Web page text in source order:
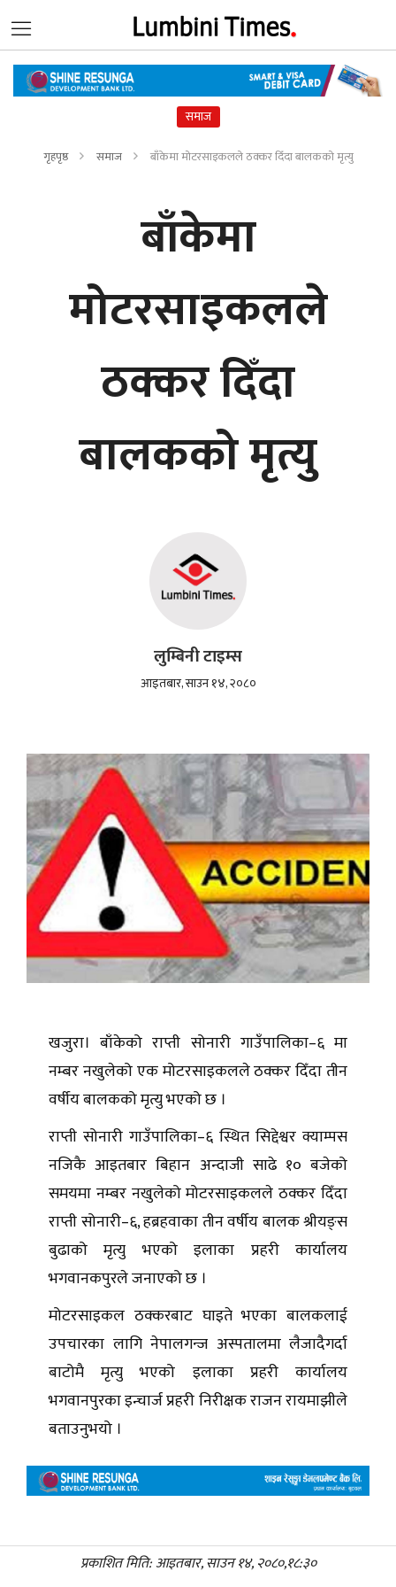
समाज
गृहपृष्ठ समाज बाँकेमा मोटरसाइकलले ठक्कर दिँदा बालकको मृत्यु
बाँकेमा
मोटरसाइकलले
ठक्कर दिँदा
बालकको मृत्यु
लुम्बिनी टाइम्स
आइतबार, साउन १४, २०८०
खजुरा। बाँकेको राप्ती सोनारी गाउँपालिका–६ मा
नम्बर नखुलेको एक मोटरसाइकलले ठक्कर दिँदा तीन
वर्षीय बालकको मृत्यु भएको छ ।
राप्ती सोनारी गाउँपालिका–६ स्थित सिद्देश्वर क्याम्पस
नजिकै आइतबार बिहान अन्दाजी साढे १० बजेको
समयमा नम्बर नखुलेको मोटरसाइकलले ठक्कर दिँदा
राप्ती सोनारी–६, हब्रहवाका तीन वर्षीय बालक श्रीयङ्स
बुढाको मृत्यु भएको इलाका प्रहरी कार्यालय
भगवानकपुरले जनाएको छ ।
मोटरसाइकल ठक्करबाट घाइते भएका बालकलाई
उपचारका लागि नेपालगन्ज अस्पतालमा लैजादैगर्दा
बाटोमै मृत्यु भएको इलाका प्रहरी कार्यालय
भगवानपुरका इन्चार्ज प्रहरी निरीक्षक राजन रायमाझीले
बताउनुभयो ।
प्रकाशित मिति: आइतबार, साउन १४, २०८०,१८:३०